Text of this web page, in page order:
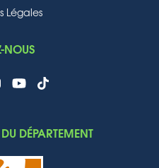
Légales
NOUS
DÉPARTEMENT